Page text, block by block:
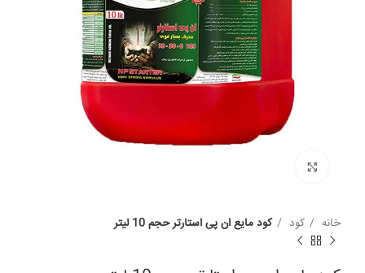
خانه کود کود مایع ان پی استارتر حجم 10 لیتر